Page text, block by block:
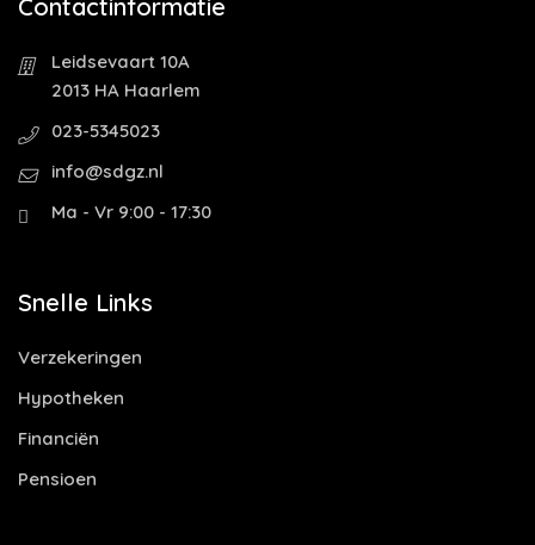
Contactinformatie
Leidsevaart 10A
2013 HA Haarlem
023-5345023
info@sdgz.nl
Ma - Vr 9:00 - 17:30
Snelle Links
Verzekeringen
Hypotheken
Financiën
Pensioen